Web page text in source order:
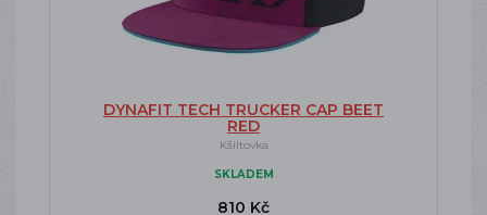
DYNAFIT TECH TRUCKER CAP BEET
RED
Kšiltovka
SKLADEM
810 Kč